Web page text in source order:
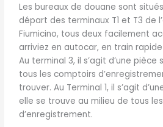
Les bureaux de douane sont
départ des terminaux T1 et T3 de
Fiumicino, tous deux facilement
arriviez en autocar, en train
Au terminal 3, il s’agit d’une pièce
tous les comptoirs
trouver. Au Terminal 1, il s’agit
elle se trouve au milieu de tous
d’enregistrement.